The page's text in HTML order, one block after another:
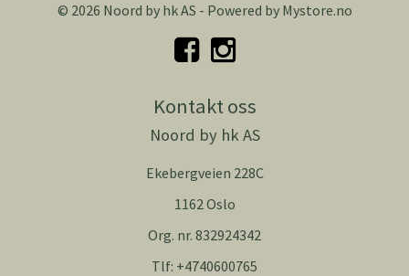
© 2026 Noord by hk AS - Powered by Mystore.no
Kontakt oss
Noord by hk AS
Ekebergveien 228C
1162 Oslo
Org. nr. 832924342
Tlf: +4740600765